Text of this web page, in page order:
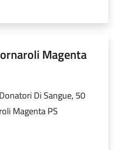
Magenta
Di Sangue, 50
Magenta PS